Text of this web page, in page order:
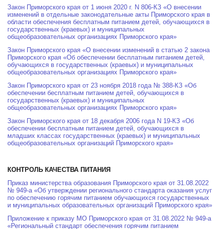
Закон Приморского края от 1 июня 2020 г. N 806-КЗ «О внесении
изменений в отдельные законодательные акты Приморского края в
области обеспечения бесплатным питанием детей, обучающихся в
государственных (краевых) и муниципальных
общеобразовательных организациях Приморского края»
Закон Приморского края «О внесении изменений в статью 2 закона
Приморского края «Об обеспечении бесплатным питанием детей,
обучающихся в государственных (краевых) и муниципальных
общеобразовательных организациях Приморского края»
Закон Приморского края от 23 ноября 2018 года № 388-КЗ «Об
обеспечении бесплатным питанием детей, обучающихся в
государственных (краевых) и муниципальных
общеобразовательных организациях Приморского края»
Закон Приморского края от 18 декабря 2006 года N 19-КЗ «Об
обеспечении бесплатным питанием детей, обучающихся в
младших классах государственных (краевых) и муниципальных
общеобразовательных организаций Приморского края»
КОНТРОЛЬ КАЧЕСТВА ПИТАНИЯ
Приказ министерства образования Приморского края от 31.08.2022
№ 949-а «Об утверждении регионального стандарта оказания услуг
по обеспечению горячим питанием обучающихся государственных
и муниципальных образовательных организаций Приморского края»
Приложение к приказу МО Приморского края от 31.08.2022 № 949-а
«Региональный стандарт обеспечения горячим питанием